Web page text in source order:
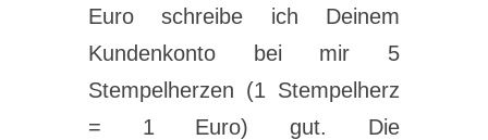
Euro schreibe ich Deinem
Kundenkonto bei mir 5
Stempelherzen (1 Stempelherz
= 1 Euro) gut. Die